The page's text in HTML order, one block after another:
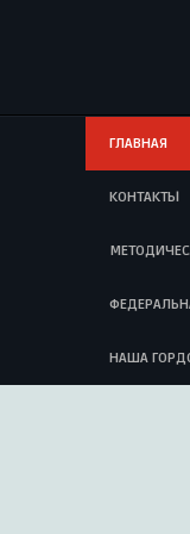
ГЛАВНАЯ
КОНТАКТЫ
НАША